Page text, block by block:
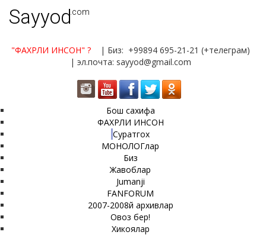
Sayyod.com
"ФАХРЛИ ИНСОН" ?
| Биз: +99894 695-21-21 (+телеграм)
| эл.почта: sayyod@gmail.com
Бош сахифа
ФАХРЛИ ИНСОН
Суратгох
МОНОЛОГлар
Биз
Жавоблар
Jumanji
FANFORUM
2007-2008й архивлар
Овоз бер!
Хикоялар